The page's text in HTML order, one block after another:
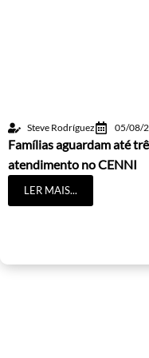
Steve Rodríguez 05/08/
Famílias aguardam até
atendimento no CENNI
LER MAIS...